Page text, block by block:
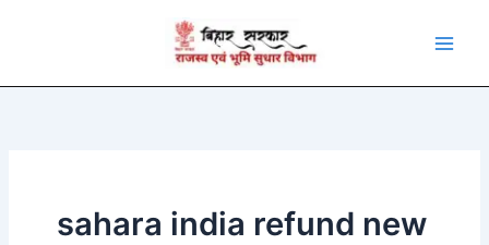
sahara india refund new